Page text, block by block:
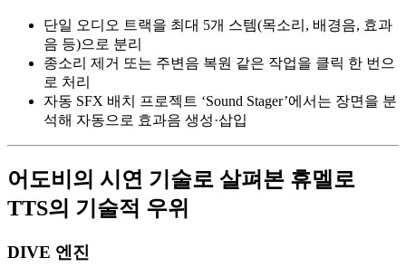
단일 오디오 트랙을 최대 5개 스템(목소리, 배경음, 효과
음 등)으로 분리
종소리 제거 또는 주변음 복원 같은 작업을 클릭 한 번으
로 처리
자동 SFX 배치 프로젝트 ‘Sound Stager’에서는 장면을 분
석해 자동으로 효과음 생성·삽입
어도비의 시연 기술로 살펴본 휴멜로
TTS의 기술적 우위
DIVE 엔진